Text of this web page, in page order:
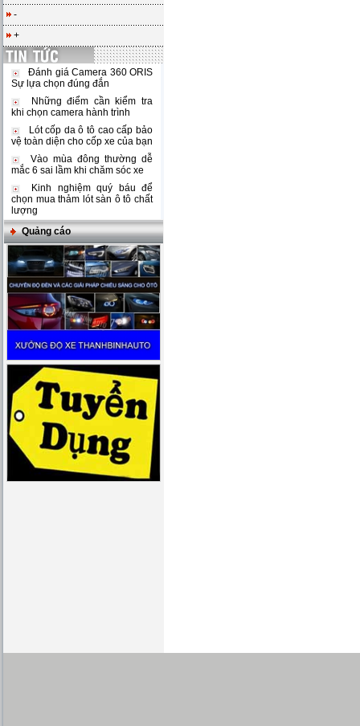
-
+
Đánh giá Camera 360 ORIS
Sự lựa chọn đúng đắn
Những điểm cần kiểm tra
khi chọn camera hành trình
Lót cốp da ô tô cao cấp bảo
vệ toàn diện cho cốp xe của bạn
Vào mùa đông thường dễ
mắc 6 sai lầm khi chăm sóc xe
Kinh nghiệm quý báu để
chọn mua thảm lót sàn ô tô chất
lượng
Quảng cáo